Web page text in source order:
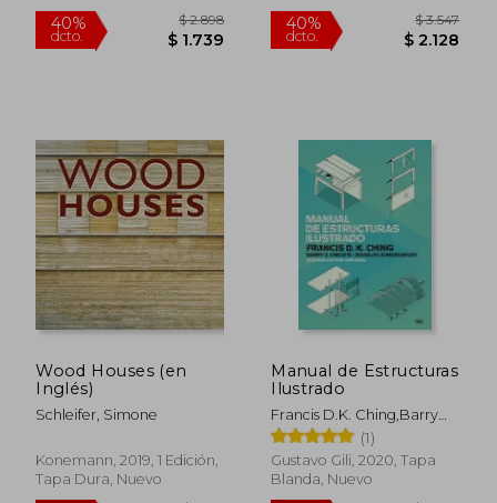
40%
dcto.
$ 2.898
$ 1.739
40%
dcto.
Wood Houses (en
Inglés)
Schleifer, Simone
Konemann, 2019, 1 Edición,
Tapa Dura, Nuevo
Manual de Estructuras
Ilustrado
Francis D.K. Ching,Barry
Onouye
(1)
Gustavo Gili, 2020, Tapa
Blanda, Nuevo